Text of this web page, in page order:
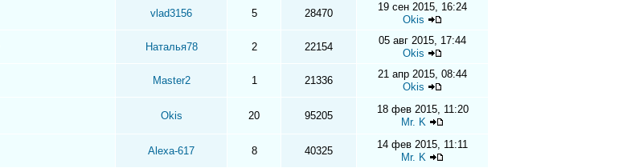
vlad3156 5 28470
19 сен 2015, 16:24
Okis
Наталья78 2 22154
05 авг 2015, 17:44
Okis
Master2 1 21336
21 апр 2015, 08:44
Okis
Okis 20 95205
18 фев 2015, 11:20
Mr. K
Alexa-617 8 40325
14 фев 2015, 11:11
Mr. K